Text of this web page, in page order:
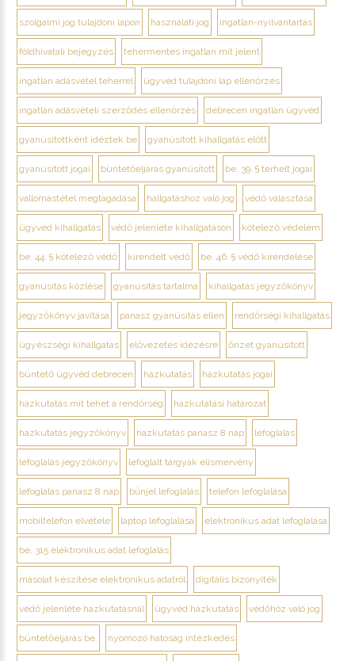
szolgalmi jog tulajdoni lapon használati jog ingatlan-nyilvántartás
földhivatali bejegyzés tehermentes ingatlan mit jelent
ingatlan adásvétel teherrel ügyvéd tulajdoni lap ellenőrzés
ingatlan adásvételi szerződés ellenőrzés debrecen ingatlan ügyvéd
gyanúsítottként idéztek be gyanúsított kihallgatás előtt
gyanúsított jogai büntetőeljárás gyanúsított be. 39. § terhelt jogai
vallomástétel megtagadása hallgatáshoz való jog védő választása
ügyvéd kihallgatás védő jelenléte kihallgatáson kötelező védelem
be. 44. § kötelező védő kirendelt védő be. 46. § védő kirendelése
gyanúsítás közlése gyanúsítás tartalma kihallgatás jegyzőkönyv
jegyzőkönyv javítása panasz gyanúsítás ellen rendőrségi kihallgatás
ügyészségi kihallgatás elővezetés idézésre őrizet gyanúsított
büntető ügyvéd debrecen házkutatás házkutatás jogai
házkutatás mit tehet a rendőrség házkutatási határozat
házkutatás jegyzőkönyv házkutatás panasz 8 nap lefoglalás
lefoglalás jegyzőkönyv lefoglalt tárgyak elismervény
lefoglalás panasz 8 nap bűnjel lefoglalás telefon lefoglalása
mobiltelefon elvétele laptop lefoglalása elektronikus adat lefoglalása
be. 315 elektronikus adat lefoglalás
másolat készítése elektronikus adatról digitális bizonyíték
védő jelenléte házkutatásnál ügyvéd házkutatás védőhöz való jog
büntetőeljárás be. nyomozó hatóság intézkedés